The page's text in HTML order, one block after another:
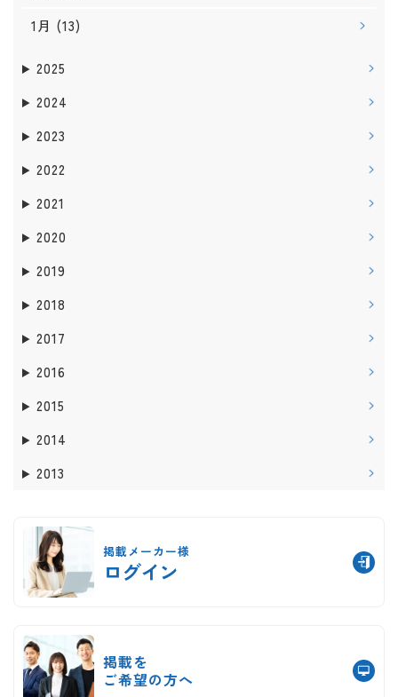
1月 (13)
2025
2024
2023
2022
2021
2020
2019
2018
2017
2016
2015
2014
2013
掲載メーカー様
ログイン
掲載を
ご希望の方へ